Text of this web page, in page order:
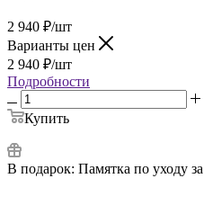
2 940 ₽/шт
Варианты цен
2 940 ₽/шт
Подробности
Купить
В подарок: Памятка по уходу